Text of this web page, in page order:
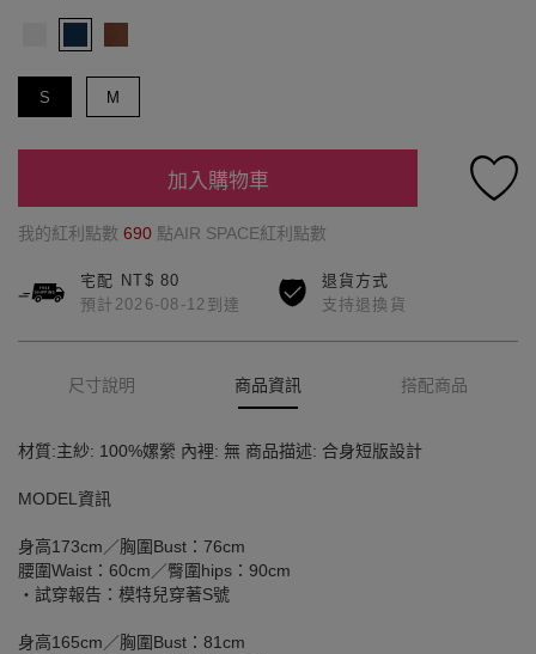
S M
加入購物車
我的紅利點數 690 點AIR SPACE紅利點數
宅配 NT$ 80
預計2026-08-12到達
退貨方式
支持退換貨
尺寸說明 商品資訊 搭配商品
材質:主紗: 100%嫘縈 內裡: 無 商品描述: 合身短版設計
MODEL資訊
身高173cm／胸圍Bust：76cm
腰圍Waist：60cm／臀圍hips：90cm
‧試穿報告：模特兒穿著S號
身高165cm／胸圍Bust：81cm